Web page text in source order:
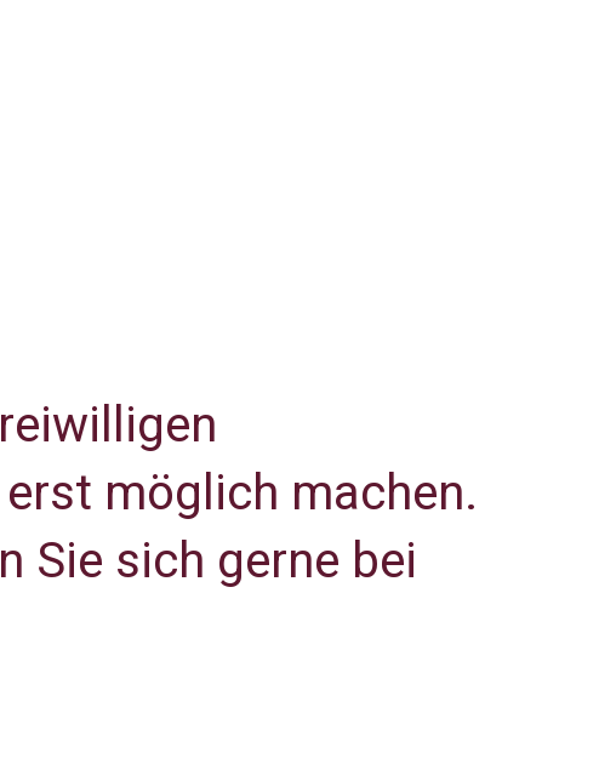
möglich machen.
Sie sich gerne bei